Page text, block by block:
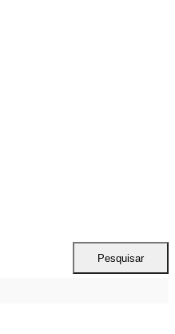
Pesquisar